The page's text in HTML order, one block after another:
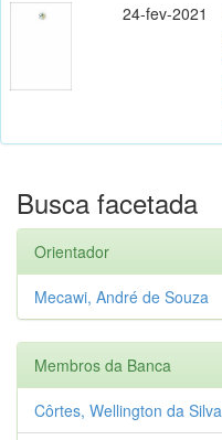
24-fev-2021
Busca facetada
Orientador
Mecawi, André de Souza
Membros da Banca
Côrtes, Wellington da Silva